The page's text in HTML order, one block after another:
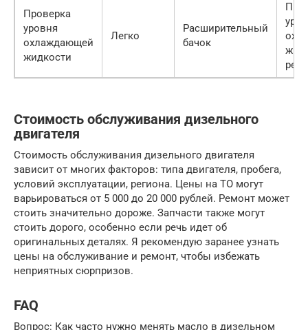
Проверка
уровня
охлаждающей
жидкости
Легко
Расширительный
бачок
Стоимость обслуживания дизельного
двигателя
Стоимость обслуживания дизельного двигателя
зависит от многих факторов: типа двигателя, пробега,
условий эксплуатации, региона. Цены на ТО могут
варьироваться от 5 000 до 20 000 рублей. Ремонт может
стоить значительно дороже. Запчасти также могут
стоить дорого, особенно если речь идет об
оригинальных деталях. Я рекомендую заранее узнать
цены на обслуживание и ремонт, чтобы избежать
неприятных сюрпризов.
FAQ
Вопрос: Как часто нужно менять масло в дизельном